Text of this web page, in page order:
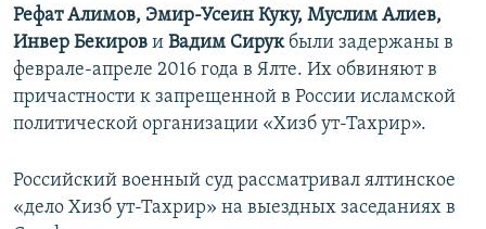
Рефат Алимов, Эмир-Усеин Куку, Муслим Алиев,
Инвер Бекиров и Вадим Сирукбыли задержаны в
феврале-апреле 2016 года в Ялте. Их обвиняют в
причастности к запрещенной в России исламской
политической организации «Хизб ут-Тахрир».
Российский военный суд рассматривал ялтинское
«дело Хизб ут-Тахрир» на выездных заседаниях в